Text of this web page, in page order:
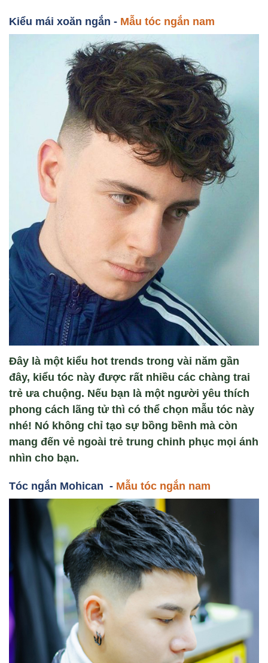
Kiểu mái xoăn ngắn - Mẫu tóc ngắn nam
Đây là một kiểu hot trends trong vài năm gần
đây, kiểu tóc này được rất nhiều các chàng trai
trẻ ưa chuộng. Nếu bạn là một người yêu thích
phong cách lãng tử thì có thể chọn mẫu tóc này
nhé! Nó không chỉ tạo sự bồng bềnh mà còn
mang đến vẻ ngoài trẻ trung chinh phục mọi ánh
nhìn cho bạn.
Tóc ngắn Mohican - Mẫu tóc ngắn nam